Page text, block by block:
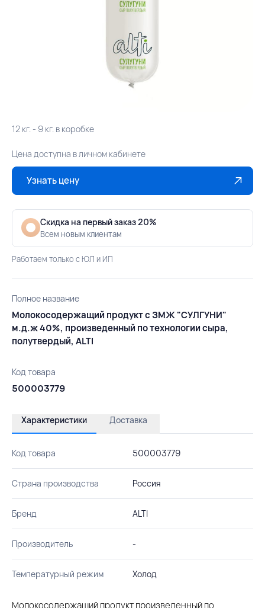
12 кг. - 9 кг. в коробке
Цена доступна в личном кабинете
Узнать цену
Скидка на первый заказ 20%
Всем новым клиентам
Работаем только с ЮЛ и ИП
Полное название
Молокосодержащий продукт с ЗМЖ "СУЛГУНИ"
м.д.ж 40%, произведенный по технологии сыра,
полутвердый, ALTI
Код товара
500003779
Характеристики Доставка
Код товара 500003779
Страна производства Россия
Бренд ALTI
Производитель -
Температурный режим Холод
Молокосодержащий продукт произведенный по